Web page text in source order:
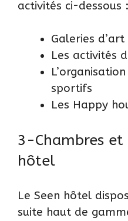
activités ci-dessous :
Galeries
Les activités
sportifs
Les Happy
3-Chambres et
hôtel
Le Seen hôtel
suite haut de